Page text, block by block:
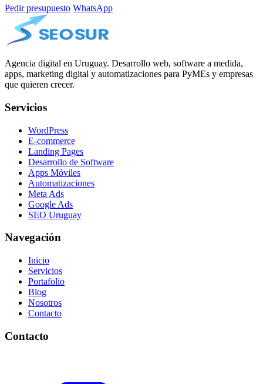
Pedir presupuesto WhatsApp
Agencia digital en Uruguay. Desarrollo web, software a medida,
apps, marketing digital y automatizaciones para PyMEs y empresas
que quieren crecer.
Servicios
WordPress
E-commerce
Landing Pages
Desarrollo de Software
Apps Móviles
Automatizaciones
Meta Ads
Google Ads
SEO Uruguay
Navegación
Inicio
Servicios
Portafolio
Blog
Nosotros
Contacto
Contacto